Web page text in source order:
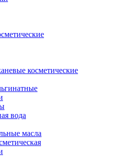
косметические
вода
масла